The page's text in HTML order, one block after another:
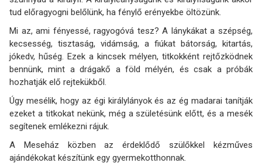
tud előragyogni belőlünk, ha fénylő erényekbe öltözünk.
Mi az, ami fényessé, ragyogóvá tesz? A lánykákat a szépség,
kecsesség, tisztaság, vidámság, a fiúkat bátorság, kitartás,
jókedv, hűség. Ezek a kincsek mélyen, titkokként rejtőzködnek
bennünk, mint a drágakő a föld mélyén, és csak a próbák
hozhatják elő rejtekükből.
Úgy mesélik, hogy az égi királylányok és az ég madarai tanítják
ezeket a titkokat nekünk, még a születésünk előtt, és a mesék
segítenek emlékezni rájuk.
A Meseház közben az érdeklődő szülőkkel kézműves
ajándékokat készítünk egy gyermekotthonnak.